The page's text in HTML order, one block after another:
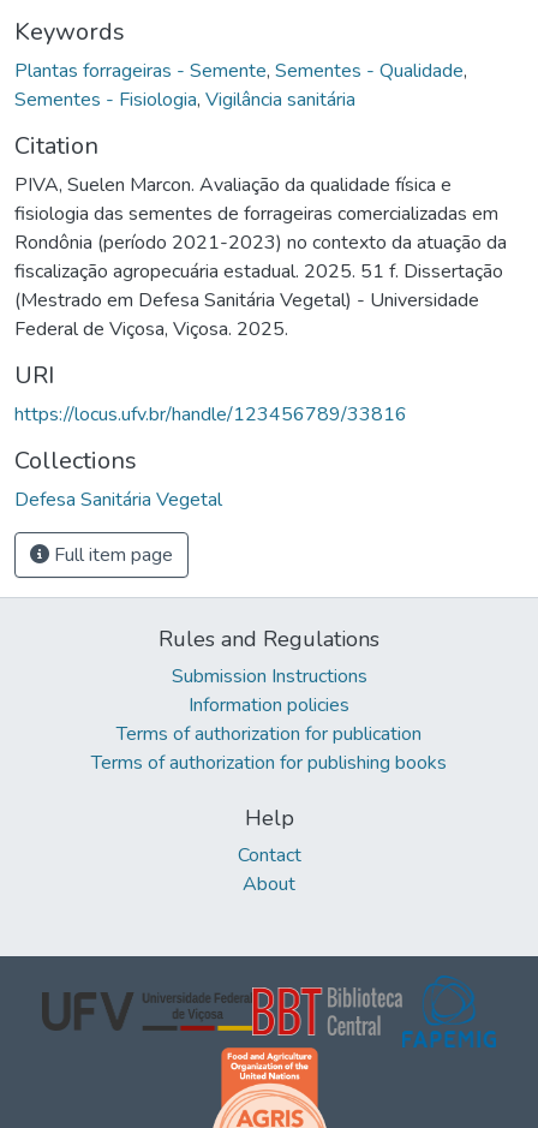
Keywords
Plantas forrageiras - Semente, Sementes - Qualidade,
Sementes - Fisiologia, Vigilância sanitária
Citation
PIVA, Suelen Marcon. Avaliação da qualidade física e
fisiologia das sementes de forrageiras comercializadas em
Rondônia (período 2021-2023) no contexto da atuação da
fiscalização agropecuária estadual. 2025. 51 f. Dissertação
(Mestrado em Defesa Sanitária Vegetal) - Universidade
Federal de Viçosa, Viçosa. 2025.
URI
https://locus.ufv.br/handle/123456789/33816
Collections
Defesa Sanitária Vegetal
Full item page
Rules and Regulations
Submission Instructions
Information policies
Terms of authorization for publication
Terms of authorization for publishing books
Help
Contact
About